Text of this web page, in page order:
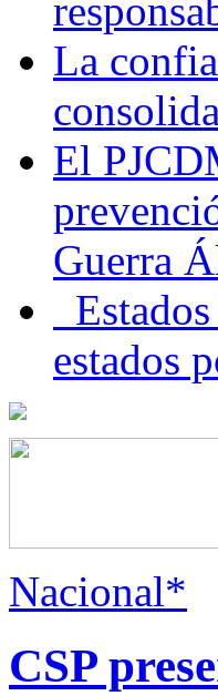
La
El
Guerra
estados
Nacional*
CSP